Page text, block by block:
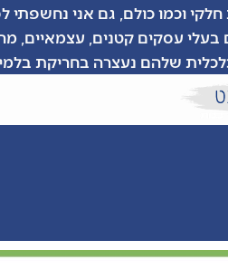
וכמו כולם, גם אני נחשפתי
בעלי עסקים קטנים, עצמאיים,
שלהם נעצרה בחריקת